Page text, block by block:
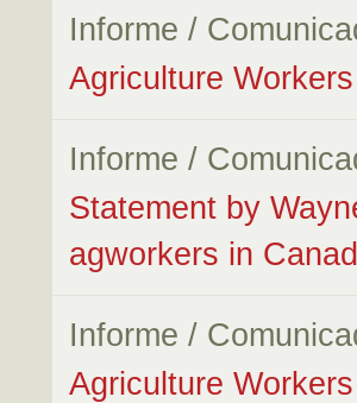
Informe /
Agriculture
Informe /
Statement by
agworkers in
Informe /
Agriculture